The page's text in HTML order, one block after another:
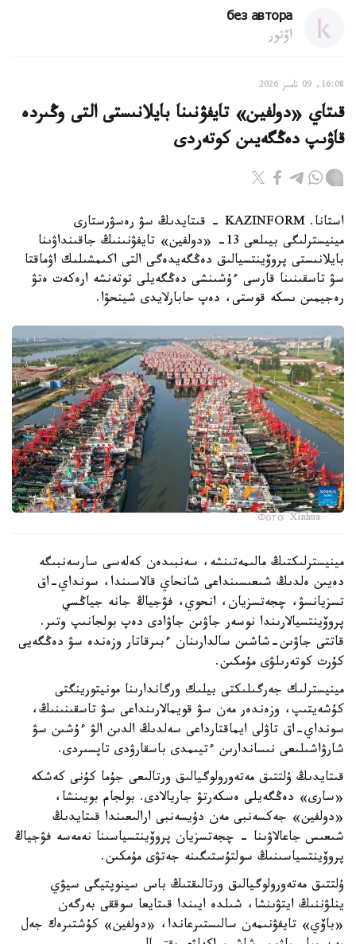
без автора
اۆتور
16:08, 09 تامىز 2026
قىتاي «دولفين» تايفۋنىنا بايلانىستى التى وڭىردە
قاۋىپ دەڭگەيىن كوتەردى
استانا. KAZINFORM - قىتايدىڭ سۋ رەسۋرستارى
مينيسترلىگى بيىلعى 13- «دولفين» تايفۋنىنىڭ جاقىنداۋىنا
بايلانىستى پروۆينتسيالىق دەڭگەيدەگى التى اكىمشىلىك اۋماقتا
سۋ تاسقىنىنا قارسى ءۇشىنشى دەڭگەيلى توتەنشە ارەكەت ەتۋ
رەجيمىن ىسكە قوستى، دەپ حابارلايدى شينحۋا.
Фото: Xinhua
مينيسترلىكتىڭ مالىمەتىنشە، سەنبىدەن كەلەسى سارسەنبىگە
دەيىن ەلدىڭ شىعىسىنداعى شانحاي قالاسىندا، سونداي-اق
تسزيانسۋ، چجەتسزيان، انحوي، فۋجياڭ جانە جياڭسي
پروۆينتسيالارىندا نوسەر جاۋىن جاۋادى دەپ بولجانىپ وتىر.
قاتتى جاۋىن-شاشىن سالدارىنان ءبىرقاتار وزەندە سۋ دەڭگەيى
كۇرت كوتەرىلۋى مۇمكىن.
مينيسترلىك جەرگىلىكتى بيلىك ورگاندارىنا مونيتورينگتى
كۇشەيتىپ، وزەندەر مەن سۋ قويمالارىنداعى سۋ تاسقىنىنىڭ،
سونداي-اق تاۋلى ايماقتارداعى سەلدىڭ الدىن الۋ ءۇشىن سۋ
شارۋاشىلىعى نىساندارىن ءتيىمدى باسقارۋدى تاپسىردى.
قىتايدىڭ ۇلتتىق مەتەورولوگيالىق ورتالىعى جۇما كۇنى كەشكە
«سارى» دەڭگەيلى ەسكەرتۋ جاريالادى. بولجام بويىنشا،
«دولفين» جەكسەنبى مەن دۇيسەنبى ارالىعىندا قىتايدىڭ
شىعىس جاعالاۋىنا - چجەتسزيان پروۆينتسياسىنا نەمەسە فۋجياڭ
پروۆينتسياسىنىڭ سولتۇستىگىنە جەتۋى مۇمكىن.
ۇلتتىق مەتەورولوگيالىق ورتالىقتىڭ باس سينوپتيگى سيۋي
ينلۋننىڭ ايتۋىنشا، شىلدە ايىندا قىتايعا سوققى بەرگەن
«باۆي» تايفۋنىمەن سالىستىرعاندا، «دولفين» كۇشتىرەك جەل